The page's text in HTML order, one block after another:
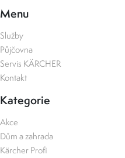
Menu
Služby
Půjčovna
Servis KÄRCHER
Kontakt
Kategorie
Akce
Dům a zahrada
Kärcher Profi